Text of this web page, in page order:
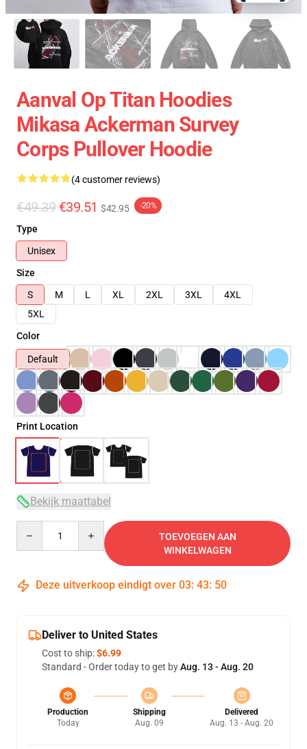
Aanval Op Titan Hoodies
Mikasa Ackerman Survey
Corps Pullover Hoodie
(4 customer reviews)
€49.39 €39.51 $42.95 -20%
Type
Unisex
Size
S
M L XL 2XL 3XL
4XL
5XL
Color
Default
Print Location
Bekijk maattabel
TOEVOEGEN AAN
WINKELWAGEN
Deze uitverkoop eindigt over 03: 43: 49
Deliver to United States
Cost to ship:$6.99
Standard - Order today to get byAug. 13 - Aug. 20
Production
Today
Shipping
Aug. 09
Delivered
Aug. 13 - Aug. 20